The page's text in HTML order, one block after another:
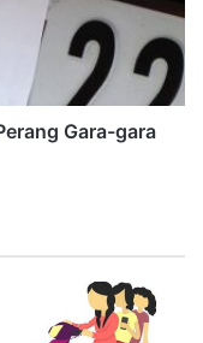
Gara-gara